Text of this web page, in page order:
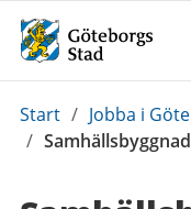
Du
är
Start / Jobba i
/